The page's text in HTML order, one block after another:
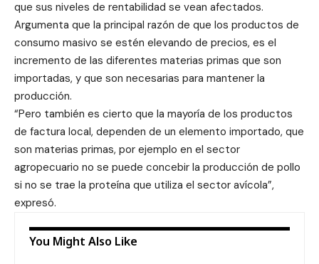
que sus niveles de rentabilidad se vean afectados.
Argumenta que la principal razón de que los productos de
consumo masivo se estén elevando de precios, es el
incremento de las diferentes materias primas que son
importadas, y que son necesarias para mantener la
producción.
“Pero también es cierto que la mayoría de los productos
de factura local, dependen de un elemento importado, que
son materias primas, por ejemplo en el sector
agropecuario no se puede concebir la producción de pollo
si no se trae la proteína que utiliza el sector avícola”,
expresó.
You Might Also Like